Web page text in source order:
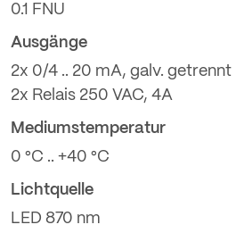
0.1 FNU
Ausgänge
2x 0/4 .. 20 mA, galv. getrennt
2x Relais 250 VAC, 4A
Mediumstemperatur
0 °C .. +40 °C
Lichtquelle
LED 870 nm